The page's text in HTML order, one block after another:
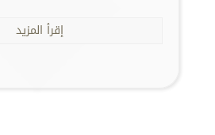
إقرأ المزيد